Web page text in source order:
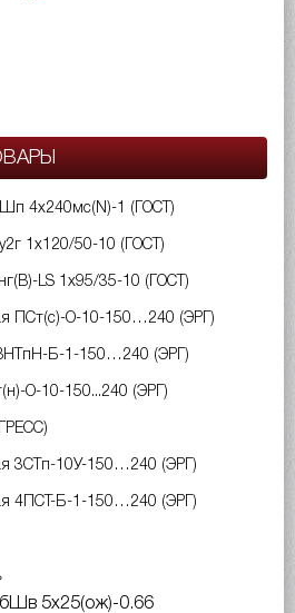
4х240мс(N)-1 (ГОСТ)
1х120/50-10 (ГОСТ)
LS 1х95/35-10 (ГОСТ)
ПСт(с)-О-10-150…240 (ЭРГ)
Б-1-150…240 (ЭРГ)
О-10-150...240 (ЭРГ)
3СТп-10У-150…240 (ЭРГ)
4ПСТ-Б-1-150…240 (ЭРГ)
5х25(ож)-0.66